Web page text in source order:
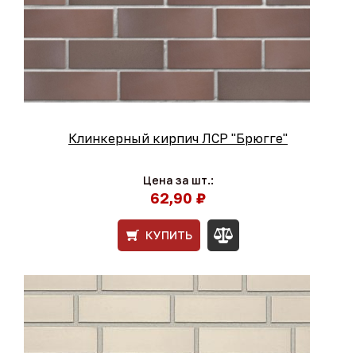
Клинкерный кирпич ЛСР "Брюгге"
Цена за шт.:
62,90 ₽
КУПИТЬ